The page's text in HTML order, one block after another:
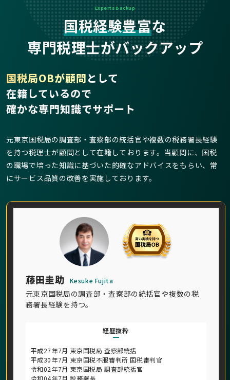
Experts Backup
国税経験豊富な
専門税理士がバックアップ
藤田圭助 Kesuke Fujita
元東京国税局の調査部・査察部の統括官や複数の税
務署長経験を持つ。
経歴抜粋
平成27年7月 東京国税局 査察部統括
平成30年7月 東京国税不服審判所 国税審判官
令和02年7月 東京国税局 調査部統括官
国税局OBが顧問として
在籍しているので
確かな専門知識でサポート
元東京国税局の調査部・査察部の統括官や複数の税務署長経験
を持つ税理士が顧問として在籍しております。当顧問に、国税
の職場で培った知識に基づいた的確なアドバイスをもらい、常
にサービス品質の改善を実施しております。